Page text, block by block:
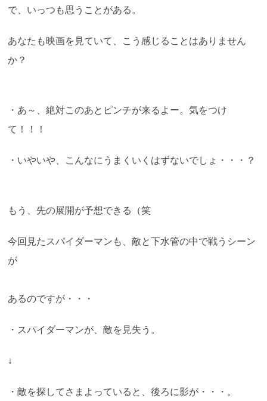
で、いっつも思うことがある。
あなたも映画を見ていて、こう感じることはありません
か？
・あ～、絶対このあとピンチが来るよー。気をつけ
て！！！
・いやいや、こんなにうまくいくはずないでしょ・・・？
もう、先の展開が予想できる（笑
今回見たスパイダーマンも、敵と下水管の中で戦うシーン
が
あるのですが・・・
・スパイダーマンが、敵を見失う。
↓
・敵を探してさまよっていると、後ろに影が・・・。